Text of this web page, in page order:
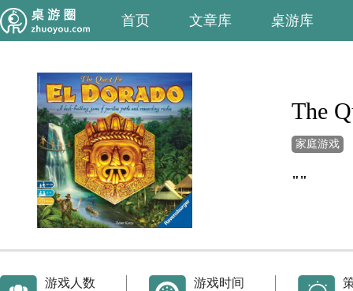
首页 文章库 桌游库
The
家庭游戏
""
游戏人数
游戏时间